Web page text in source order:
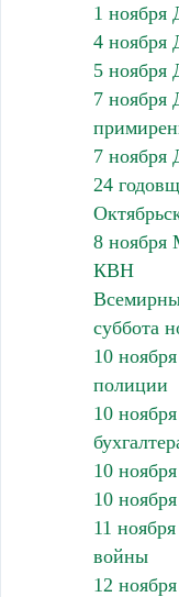
1 ноября
4 ноября
5 ноября
7 ноября
7 ноября
24
8 ноября
КВН
суббота
10
полиции
10
10
10
11
войны
12